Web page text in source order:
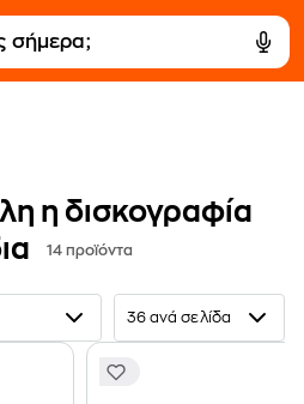
η δισκογραφία
14 προϊόντα
36 ανά σελίδα